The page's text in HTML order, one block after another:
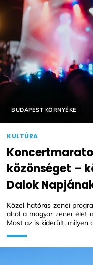
Helyszín címkék:
BUDAPEST KÖRNYÉKE
KULTÚRA
közönséget –
Dalok
Közel hatórás zenei
ahol a magyar zenei élet
Most az is kiderült, milyen